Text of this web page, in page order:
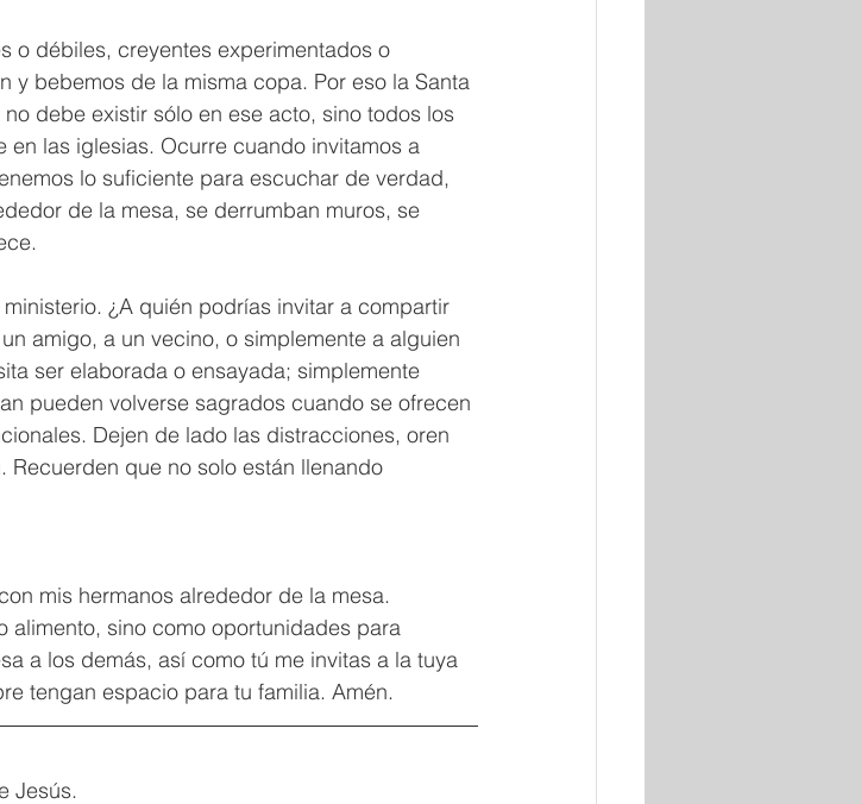
o débiles, creyentes experimentados o
y bebemos de la misma copa. Por eso la Santa
debe existir sólo en ese acto, sino todos los
en las iglesias. Ocurre cuando invitamos a
lo suficiente para escuchar de verdad,
de la mesa, se derrumban muros, se
¿A quién podrías invitar a compartir
amigo, a un vecino, o simplemente a alguien
ser elaborada o ensayada; simplemente
pueden volverse sagrados cuando se ofrecen
Dejen de lado las distracciones, oren
que no solo están llenando
mis hermanos alrededor de la mesa.
alimento, sino como oportunidades para
a los demás, así como tú me invitas a la tuya
tengan espacio para tu familia. Amén.
Jesús.